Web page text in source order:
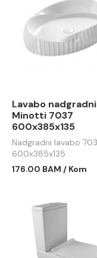
Lavabo nadgradni
Minotti 7037
600x385x135
Nadgradni lavabo
600x385x135
176.00 BAM / Kom